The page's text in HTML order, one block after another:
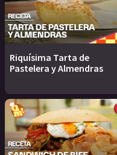
Riquísima Tarta de
Pastelera y Almendras